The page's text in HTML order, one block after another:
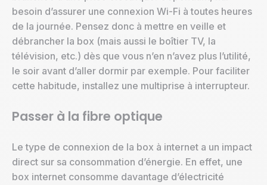
besoin d’assurer une connexion Wi-Fi à toutes heures
de la journée. Pensez donc à mettre en veille et
débrancher la box (mais aussi le boîtier TV, la
télévision, etc.) dès que vous n’en n’avez plus l’utilité,
le soir avant d’aller dormir par exemple. Pour faciliter
cette habitude, installez une multiprise à interrupteur.
Passer à la fibre optique
Le type de connexion de la box à internet a un impact
direct sur sa consommation d’énergie. En effet, une
box internet consomme davantage d’électricité